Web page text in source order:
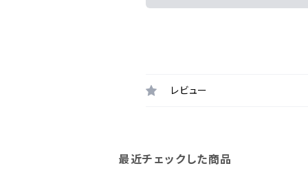
レビュー
最近チェックした商品